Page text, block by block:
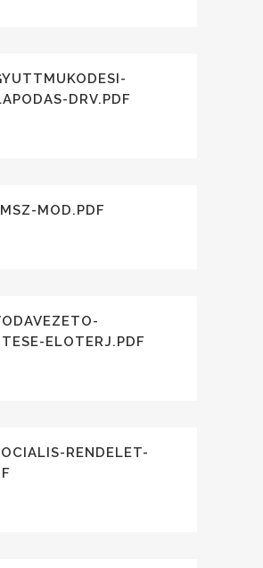
DRV.PDF
MOD.PDF
ELOTERJ.PDF
RENDELET-